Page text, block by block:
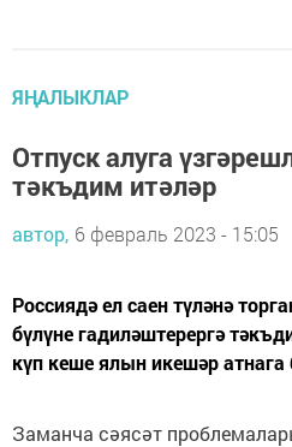
ЯҢАЛЫКЛАР
Отпуск алуга
тәкъдим итәләр
автор, 6 февраль 2023 - 15:05
Россиядә ел саен түләнә
бүлүне гадиләштерергә
күп кеше ялын икешәр атнага
Заманча сәясәт